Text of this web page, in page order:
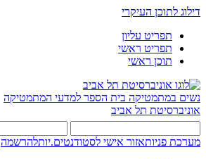
דילוג לתוכן העיקרי
תפריט עליון
תפריט ראשי
תוכן ראשי
נשים במתמטיקה בית הספר למדעי המתמטיקה
אוניברסיטת תל אביב
מערכת פניותאזור אישי לסטודנטים.יותלהרשמה